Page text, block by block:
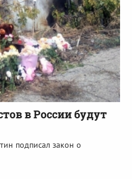
в России будут
подписал закон о